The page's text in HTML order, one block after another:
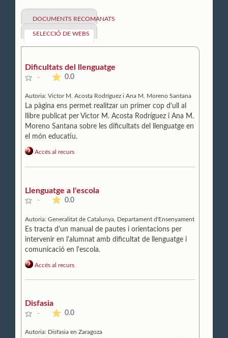
DOCUMENTS RECOMANATS
SELECCIÓ DE WEBS
Dificultats del llenguatge
- 0.0La mitjana de les valoracions és de 0 estrelles de 5.
Autoria: Victor M. Acosta Rodríguez i Ana M. Moreno Santana
La pàgina ens permet realitzar un primer cop d'ull al
llibre publicat per Victor M. Acosta Rodríguez i Ana M.
Moreno Santana sobre les dificultats del llenguatge en
el món educatiu.
Accés al recurs
Llenguatge a l'escola
- 0.0La mitjana de les valoracions és de 0 estrelles de 5.
Autoria: Generalitat de Catalunya, Departament d'Ensenyament
Es tracta d'un manual de pautes i orientacions per
intervenir en l'alumnat amb dificultat de llenguatge i
comunicació en l'escola.
Accés al recurs
Disfasia
- 0.0La mitjana de les valoracions és de 0 estrelles de 5.
Autoria: Disfasia en Zaragoza